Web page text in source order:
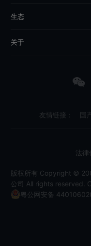
生态
关于
友情链接： 国
版权所有 Copyright ©
公司 All rights reserved.
粤公网安备
法律